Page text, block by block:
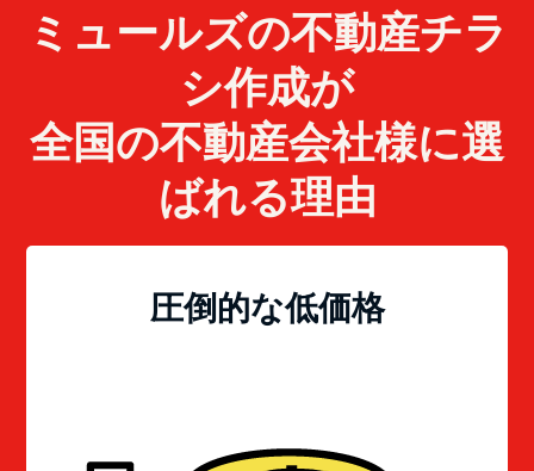
ミュールズの不動産チラ
シ作成が
全国の不動産会社様に選
ばれる理由
圧倒的な低価格